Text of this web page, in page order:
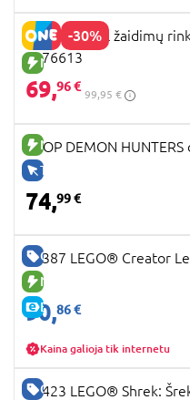
-30%
NAUJA PREKĖ
PAW PATROL žaidimų
6076613
69,96 €
99,95 €
NAUJA PREKĖ
TIK INTERNETU
KPOP DEMON
74,99 €
GERA KAINA
NAUJA PREKĖ
E-KAINA
31387 LEGO® Creator
90,86 €
Kaina galioja tik internetu
GERA KAINA
72423 LEGO® Shrek: